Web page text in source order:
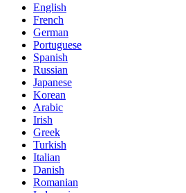
English
French
German
Portuguese
Spanish
Russian
Japanese
Korean
Arabic
Irish
Greek
Turkish
Italian
Danish
Romanian